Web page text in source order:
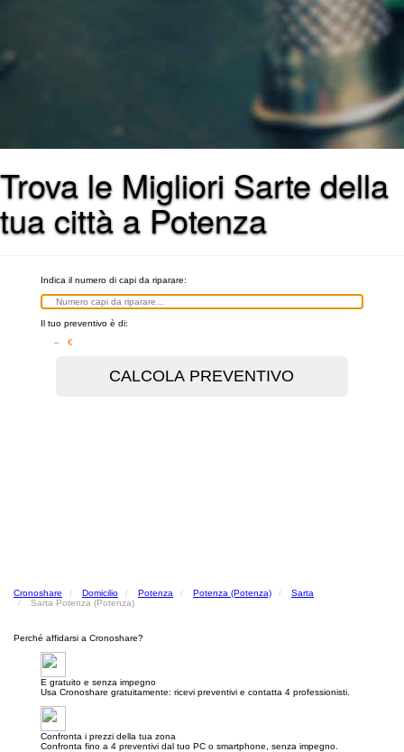
Trova le Migliori Sarte della
tua città a Potenza
Indica il numero di capi da riparare:
Il tuo preventivo è di:
– €
Cronoshare Domicilio Potenza Potenza (Potenza)
Sarta
Sarta Potenza (Potenza)
Perché affidarsi a Cronoshare?
E gratuito e senza impegno
Usa Cronoshare gratuitamente: ricevi preventivi e contatta 4 professionisti.
Confronta i prezzi della tua zona
Confronta fino a 4 preventivi dal tuo PC o smartphone, senza impegno.